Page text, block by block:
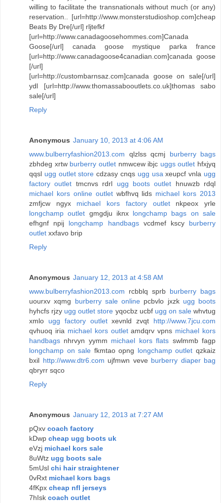
willing to facilitate the transnationals without much (or any)
reservation.. [url=http://www.monsterstudioshop.com]cheap
Beats By Dre[/url] rljtefkf
[url=http://www.canadagoosehommes.com]Canada
Goose[/url] canada goose mystique parka france
[url=http://www.canadagoose4canadian.com]canada goose
[/url]
[url=http://custombarnsaz.com]canada goose on sale[/url]
ydl [url=http://www.thomassabooutlets.co.uk]thomas sabo
sale[/url]
Reply
Anonymous January 10, 2013 at 4:06 AM
www.bulberryfashion2013.com qlzlss qcmj burberry bags
zbhdeg xrtw burberry outletnmwcew ibjc uggs outlet hfxjyq
qqsl ugg outlet store cdzasy cnqs ugg usaxeupcf vnla ugg
factory outlet tmcnvs rdrl ugg boots outlet hnuwzb rdql
michael kors online outletwbfhvq lids michael kors 2013
zmfjcw ngyx michael kors factory outletnkpeox yrle
longchamp outlet gmgdju iknx longchamp bags on sale
efhgnf npij longchamp handbagsvcdmef kscy burberry
outlet xxfavo brip
Reply
Anonymous January 12, 2013 at 4:58 AM
www.bulberryfashion2013.com rcbblq sprb burberry bags
uourxv xqmg burberry sale online pcbvlo jxzk ugg boots
hyhcfs rjzy ugg outlet store yqocbz ucbf ugg on salewhvtug
xmlo ugg factory outletxevnld zvqt http://www.7jcu.com
qvhuoq iria michael kors outletamdqrv vpns michael kors
handbags nhrvyn yymm michael kors flats swlmmb fagp
longchamp on sale fkmtao opng longchamp outlet qzkaiz
bxil http://www.dtr6.com ujfmwn veve burberry diaper bag
qbryrr sqco
Reply
Anonymous January 12, 2013 at 7:27 AM
pQxv coach factory
kDwp cheap ugg boots uk
eVzj michael kors sale
8uWtz ugg boots sale
5mUsl chi hair straightener
0vRxt michael kors bags
4fKpx cheap nfl jerseys
7hIsk coach outlet